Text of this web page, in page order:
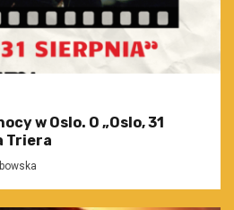
w Oslo. O „Oslo, 31
Triera